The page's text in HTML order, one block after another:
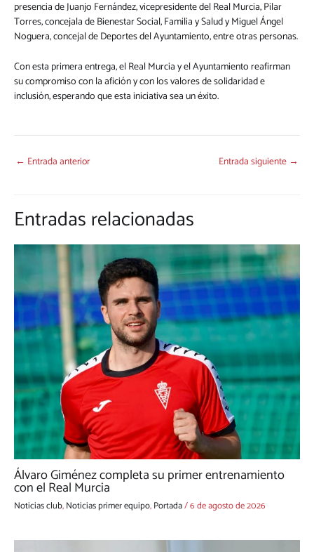
presencia de Juanjo Fernández, vicepresidente del Real Murcia, Pilar
Torres, concejala de Bienestar Social, Familia y Salud y Miguel Ángel
Noguera, concejal de Deportes del Ayuntamiento, entre otras personas.
Con esta primera entrega, el Real Murcia y el Ayuntamiento reafirman
su compromiso con la afición y con los valores de solidaridad e
inclusión, esperando que esta iniciativa sea un éxito.
← Entrada anterior Entrada siguiente →
Entradas relacionadas
Álvaro Giménez completa su primer entrenamiento
con el Real Murcia
Noticias club,Noticias primer equipo,Portada/6 de agosto de 2026